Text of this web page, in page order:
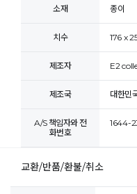
소재 종이
치수 176 x
제조자 E2
제조국 대한민
A/S 책임자와 전
화번호
1644-
교환/반품/환불/취소